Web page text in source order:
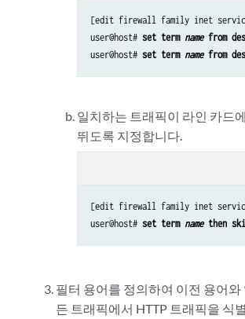
[edit firewall family inet
user@host# set term name from
user@host# set term name from
일치하는 트래픽이 라인 카드
뛰도록 지정합니다.
[edit firewall family inet
user@host# set term name then
필터 용어를 정의하여 이전 용어와
든 트래픽에서 HTTP 트래픽을 식